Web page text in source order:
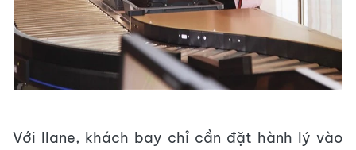
Với Ilane, khách bay chỉ cần đặt hành lý vào